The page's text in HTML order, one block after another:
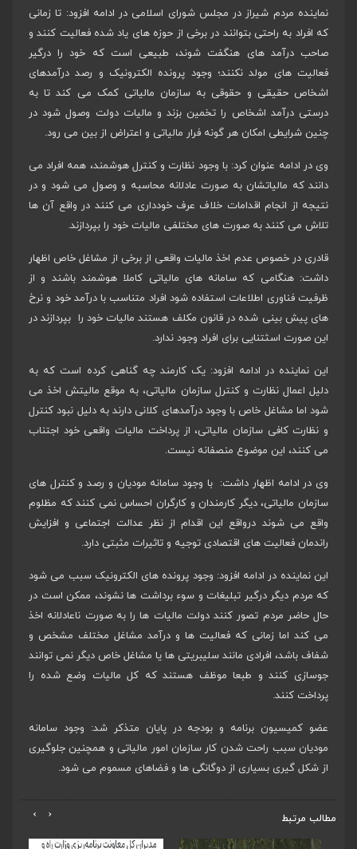
نماینده مردم شیراز در مجلس شورای اسلامی در ادامه افزود: تا زمانی
که افراد به راحتی بتوانند در برخی از حوزه های یاد شده فعالیت کنند و
صاحب درآمد های هنگفت شوند، طبیعی است که خود را درگیر
فعالیت های مولد نکنند؛ وجود پرونده الکترونیک و رصد درآمدهای
اشخاص حقیقی و حقوقی به سازمان مالیاتی کمک می کند تا به
درستی درآمد اشخاص را تخمین بزند و مالیات دولت وصول شود در
چنین شرایطی امکان هر گونه فرار مالیاتی و اعتراض از بین می رود.
وی در ادامه عنوان کرد: با وجود نظارت و کنترل هوشمند، همه افراد می
دانند که مالیاتشان به صورت عادلانه محاسبه و وصول می شود و در
نتیجه از انجام اقدامات خلاف عرف خودداری می کنند در واقع آن ها
تلاش می کنند به صورت های مختلفی مالیات خود را بپردازند.
قادری در خصوص عدم اخذ مالیات واقعی از برخی از مشاغل خاص اظهار
داشت: هنگامی که سامانه های مالیاتی کاملا هوشمند باشند و از
ظرفیت فناوری اطلاعات استفاده شود افراد متناسب با درآمد خود و نرخ
های پیش بینی شده در قانون مکلف هستند مالیات خود را بپردازند در
این صورت اسثتنایی برای افراد وجود ندارد.
این نماینده در ادامه افزود: یک کارمند چه گناهی کرده است که به
دلیل اعمال نظارت و کنترل سازمان مالیاتی، به موقع مالیتش اخذ می
شود اما مشاغل خاص با وجود درآمدهای کلانی دارند به دلیل نبود کنترل
و نظارت کافی سازمان مالیاتی، از پرداخت مالیات واقعی خود اجتناب
می کنند، این موضوع منصفانه نیست.
وی در ادامه اظهار داشت: با وجود سامانه مودیان و رصد و کنترل های
سازمان مالیاتی، دیگر کارمندان و کارگران احساس نمی کنند که مظلوم
واقع می شوند درواقع این اقدام از نظر عدالت اجتماعی و افزایش
راندمان فعالیت های اقتصادی توجیه و تاثیرات مثبتی دارد.
این نماینده در ادامه افزود: وجود پرونده های الکترونیک سبب می شود
که مردم دیگر درگیر تبلیغات و سوء برداشت ها نشوند، ممکن است در
حال حاضر مردم تصور کنند دولت مالیات ها را به صورت ناعادلانه اخذ
می کند اما زمانی که فعالیت ها و درآمد مشاغل مختلف مشخص و
شفاف باشد، افرادی مانند سلیبریتی ها یا مشاغل خاص دیگر نمی توانند
جوسازی کنند و طبعا موظف هستند که کل مالیات وضع شده را
پرداخت کنند.
عضو کمیسیون برنامه و بودجه در پایان متذکر شد: وجود سامانه
مودیان سبب راحت شدن کار سازمان امور مالیاتی و همچنین جلوگیری
از شکل گیری بسیاری از دوگانگی ها و فضاهای مسموم می شود.
مطالب مرتبط ‹
›